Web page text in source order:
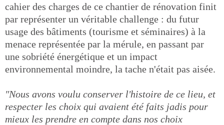
cahier des charges de ce chantier de rénovation finit
par représenter un véritable challenge : du futur
usage des bâtiments (tourisme et séminaires) à la
menace représentée par la mérule, en passant par
une sobriété énergétique et un impact
environnemental moindre, la tache n'était pas aisée.
"Nous avons voulu conserver l'histoire de ce lieu, et
respecter les choix qui avaient été faits jadis pour
mieux les prendre en compte dans nos choix